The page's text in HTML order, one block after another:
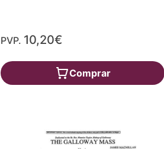
PVP. 10,20€
Comprar